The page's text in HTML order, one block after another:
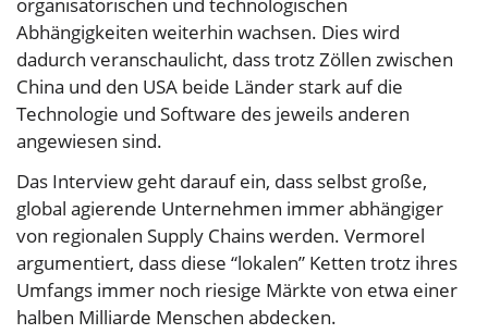
organisatorischen und technologischen
Abhängigkeiten weiterhin wachsen. Dies wird
dadurch veranschaulicht, dass trotz Zöllen zwischen
China und den USA beide Länder stark auf die
Technologie und Software des jeweils anderen
angewiesen sind.
Das Interview geht darauf ein, dass selbst große,
global agierende Unternehmen immer abhängiger
von regionalen Supply Chains werden. Vermorel
argumentiert, dass diese “lokalen” Ketten trotz ihres
Umfangs immer noch riesige Märkte von etwa einer
halben Milliarde Menschen abdecken.